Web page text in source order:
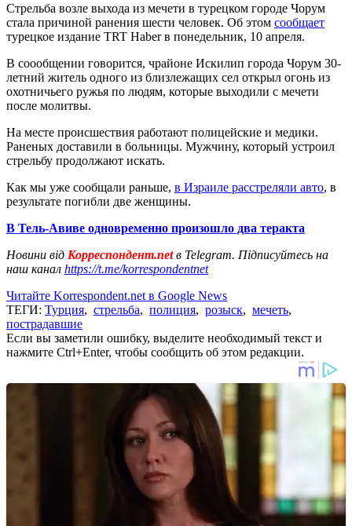
Стрельба возле выхода из мечети в турецком городе Чорум
стала причиной ранения шести человек. Об этом сообщает
турецкое издание TRT Haber в понедельник, 10 апреля.
В соообщении говорится, чрайоне Искилип города Чорум 30-
летний житель одного из близлежащих сел открыл огонь из
охотничьего ружья по людям, которые выходили с мечети
после молитвы.
На месте происшествия работают полицейские и медики.
Раненых доставили в больницы. Мужчину, который устроил
стрельбу продолжают искать.
Как мы уже сообщали раньше, в Израиле расстреляли авто, в
результате погибли две женщины.
В Тель-Авиве одновременно произошло два теракта
Новини від Корреспондент.netв Telegram. Підписуйтесь на
наш канал https://t.me/korrespondentnet
Читайте Korrespondent.net в Google News
ТЕГИ: Турция, стрельба, полиция, розыск, мечеть,
пострадавшие
Если вы заметили ошибку, выделите необходимый текст и
нажмите Ctrl+Enter, чтобы сообщить об этом редакции.